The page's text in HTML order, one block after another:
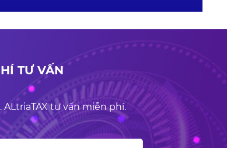
TƯ VẤN
tư vấn miễn phí.